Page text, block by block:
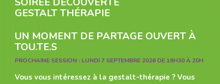
GESTALT THÉRAPIE
UN MOMENT DE PARTAGE OUVERT À
TOU.TE.S
PROCHAINE SESSION : LUNDI 7 SEPTEMBRE 2026 DE 18H30 À 20H
Vous vous intéressez à la gestalt-thérapie ? Vous